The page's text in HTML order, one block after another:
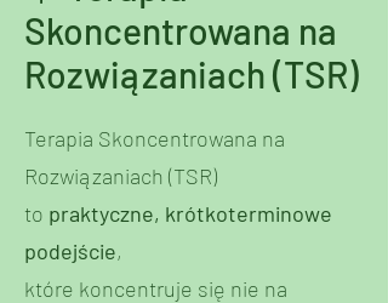
Skoncentrowana na
Rozwiązaniach (TSR)
Terapia Skoncentrowana na
Rozwiązaniach (TSR)
to praktyczne, krótkoterminowe
podejście,
które koncentruje się nie na